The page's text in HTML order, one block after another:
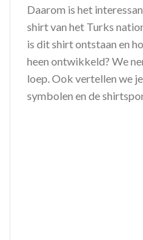
Daarom is het
shirt van het Turks
is dit shirt ontstaan en
heen ontwikkeld? We
loep. Ook vertellen we
symbolen en de